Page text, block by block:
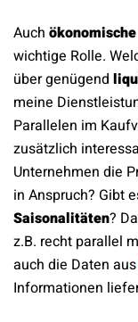
Auch
wichtige Rolle.
über genügend
meine
Parallelen im
zusätzlich
Unternehmen die
in Anspruch? Gibt
Saisonalitäten?
z.B. recht parallel
auch die Daten aus
Informationen